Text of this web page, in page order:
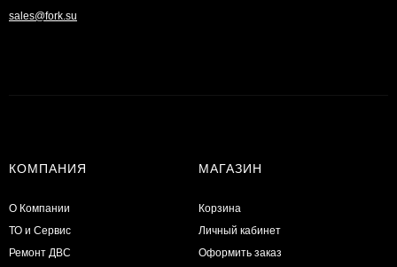
sales@fork.su
КОМПАНИЯ
О Компании
ТО и Сервис
​Ремонт ДВС
МАГАЗИН
Корзина
Личный кабинет
Оформить заказ